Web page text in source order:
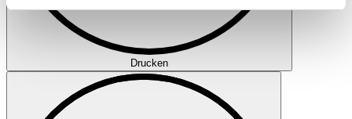
Partner führen diese Informationen möglicherweise mit
weiteren Daten zusammen, die Sie ihnen bereitgestellt
haben oder die sie im Rahmen Ihrer Nutzung der Dienste
gesammelt haben.Datenschutzerklärung
Drucken